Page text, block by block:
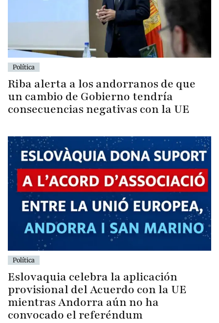
Política
Riba alerta a los andorranos de que
un cambio de Gobierno tendría
consecuencias negativas con la UE
Política
Eslovaquia celebra la aplicación
provisional del Acuerdo con la UE
mientras Andorra aún no ha
convocado el referéndum